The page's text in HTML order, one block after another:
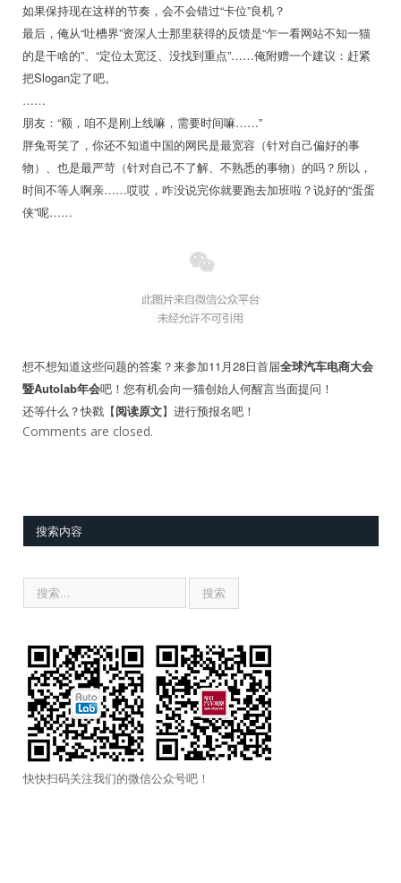
如果保持现在这样的节奏，会不会错过“卡位”良机？
最后，俺从“吐槽界”资深人士那里获得的反馈是“乍一看网站不知一猫
的是干啥的”、“定位太宽泛、没找到重点”……俺附赠一个建议：赶紧
把Slogan定了吧。
……
朋友：“额，咱不是刚上线嘛，需要时间嘛……”
胖兔哥笑了，你还不知道中国的网民是最宽容（针对自己偏好的事
物）、也是最严苛（针对自己不了解、不熟悉的事物）的吗？所以，
时间不等人啊亲……哎哎，咋没说完你就要跑去加班啦？说好的“蛋蛋
侠”呢……
想不想知道这些问题的答案？来参加11月28日首届全球汽车电商大会
暨Autolab年会吧！您有机会向一猫创始人何醒言当面提问！
还等什么？快戳【阅读原文】进行预报名吧！
Comments are closed.
搜索内容
快快扫码关注我们的微信公众号吧！